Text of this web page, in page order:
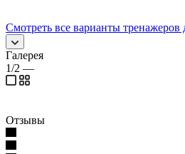
Смотреть все варианты
Галерея
1/2 —
Отзывы